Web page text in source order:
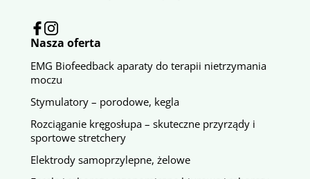
Nasza oferta
EMG Biofeedback aparaty do terapii nietrzymania
moczu
Stymulatory – porodowe, kegla
Rozciąganie kręgosłupa – skuteczne przyrządy i
sportowe stretchery
Elektrody samoprzylepne, żelowe